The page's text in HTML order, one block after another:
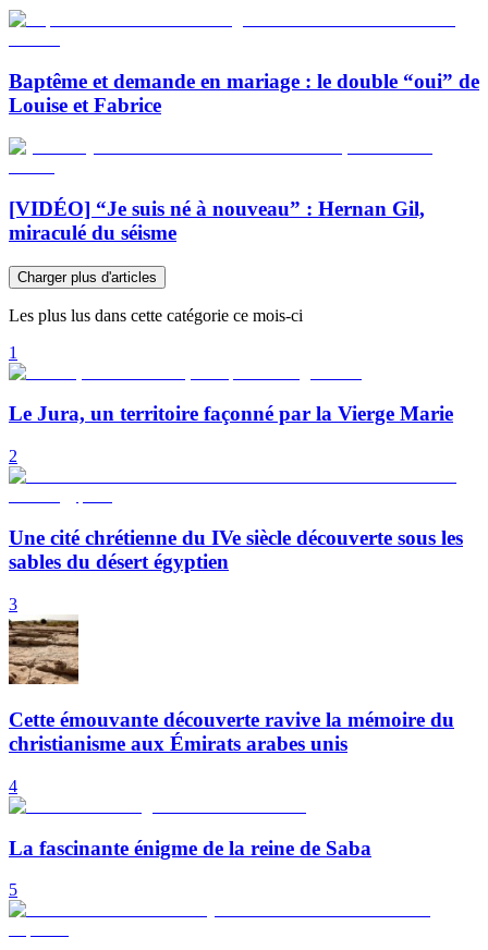
Baptême et demande en mariage : le double “oui” de
Louise et Fabrice
[VIDÉO] “Je suis né à nouveau” : Hernan Gil,
miraculé du séisme
Charger plus d'articles
Les plus lus dans cette catégorie ce mois-ci
1
Le Jura, un territoire façonné par la Vierge Marie
2
Une cité chrétienne du IVe siècle découverte sous les
sables du désert égyptien
3
Cette émouvante découverte ravive la mémoire du
christianisme aux Émirats arabes unis
4
La fascinante énigme de la reine de Saba
5